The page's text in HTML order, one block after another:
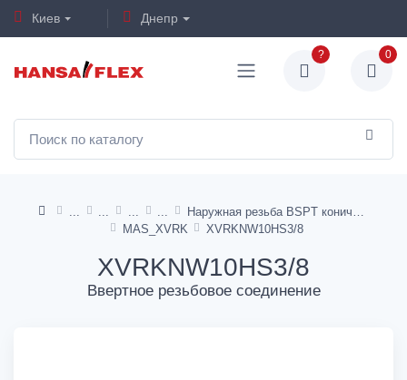
Киев Днепр
? 0
MAS_XVRK
XVRKNW10HS3/8
XVRKNW10HS3/8
Ввертное резьбовое соединение